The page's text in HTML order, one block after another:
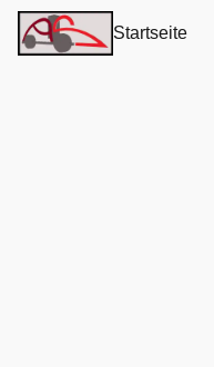
Startseite